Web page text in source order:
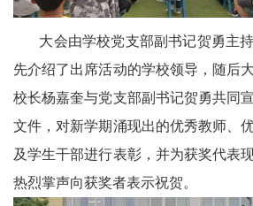
委
讯
四
川
大会由学校党支部副书记贺勇主持
先介绍了出席活动的学校领导，随后
校长杨嘉奎与党支部副书记贺勇共同
文件，对新学期涌现出的优秀教师、
及学生干部进行表彰，并为获奖代表
热烈掌声向获奖者表示祝贺。